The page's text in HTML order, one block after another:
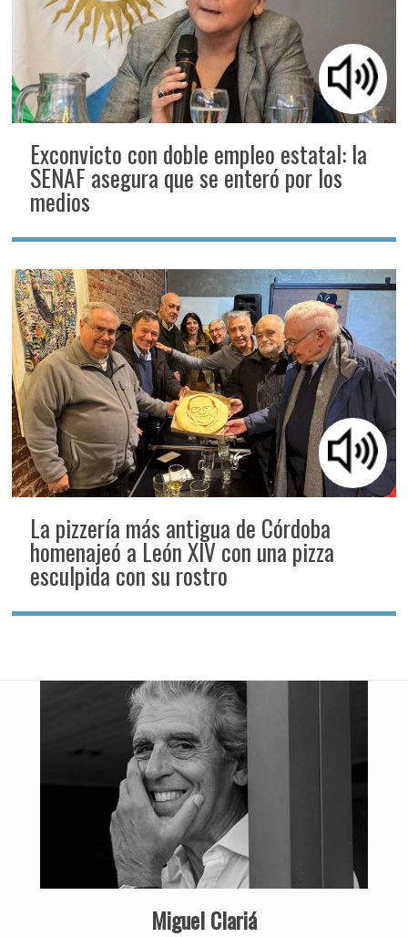
Exconvicto con doble empleo estatal: la
SENAF asegura que se enteró por los
medios
La pizzería más antigua de Córdoba
homenajeó a León XIV con una pizza
esculpida con su rostro
Miguel Clariá